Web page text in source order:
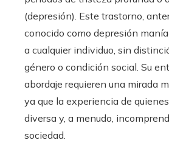
(depresión). Este trastorno,
conocido como depresión
a cualquier individuo, sin
género o condición social. Su
abordaje requieren una mirada
ya que la experiencia de
diversa y, a menudo,
sociedad.